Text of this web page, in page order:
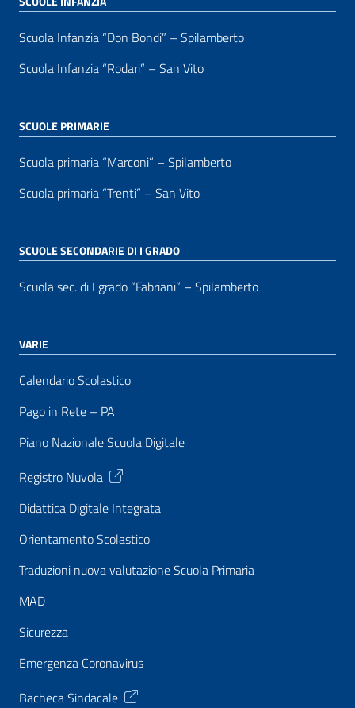
Scuola Infanzia “Don Bondi” – Spilamberto
Scuola Infanzia “Rodari” – San Vito
SCUOLE PRIMARIE
Scuola primaria “Marconi” – Spilamberto
Scuola primaria “Trenti” – San Vito
SCUOLE SECONDARIE DI I GRADO
Scuola sec. di I grado “Fabriani” – Spilamberto
VARIE
Calendario Scolastico
Pago in Rete – PA
Piano Nazionale Scuola Digitale
Registro Nuvola
Didattica Digitale Integrata
Orientamento Scolastico
Traduzioni nuova valutazione Scuola Primaria
MAD
Sicurezza
Emergenza Coronavirus
Bacheca Sindacale